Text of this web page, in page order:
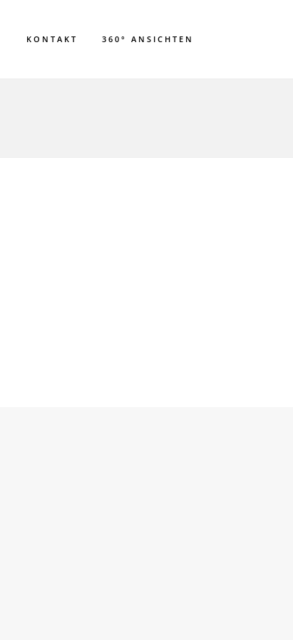
KONTAKT 360° ANSICHTEN